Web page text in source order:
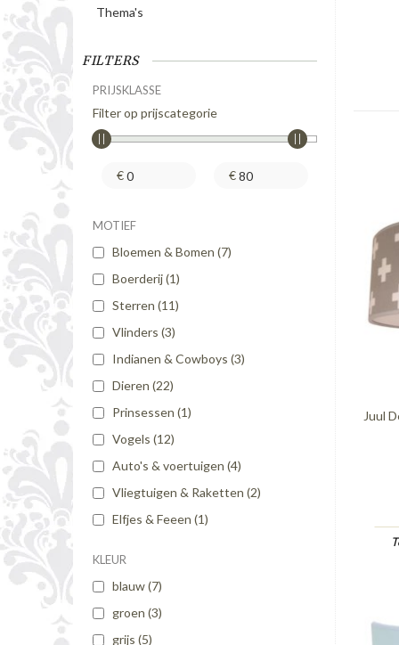
Thema's
FILTERS
PRIJSKLASSE
Filter op prijscategorie
€ €
MOTIEF
Bloemen & Bomen (7)
Boerderij(1)
Sterren (11)
Vlinders (3)
Indianen & Cowboys (3)
Dieren (22)
Prinsessen (1)
Vogels (12)
Auto's & voertuigen (4)
Vliegtuigen & Raketten (2)
Elfjes & Feeen (1)
KLEUR
blauw(7)
groen (3)
grijs (5)
Juul